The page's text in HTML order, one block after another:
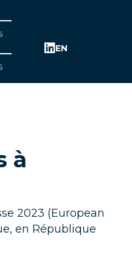
EN
à
2023 (European
en République